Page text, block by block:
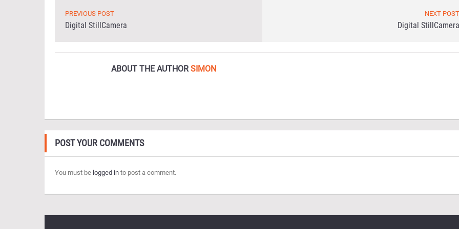
PREVIOUS POST
Digital StillCamera
NEXT POST
Digital StillCamera
ABOUT THE AUTHORSIMON
POST YOUR COMMENTS
You must be logged in to post a comment.